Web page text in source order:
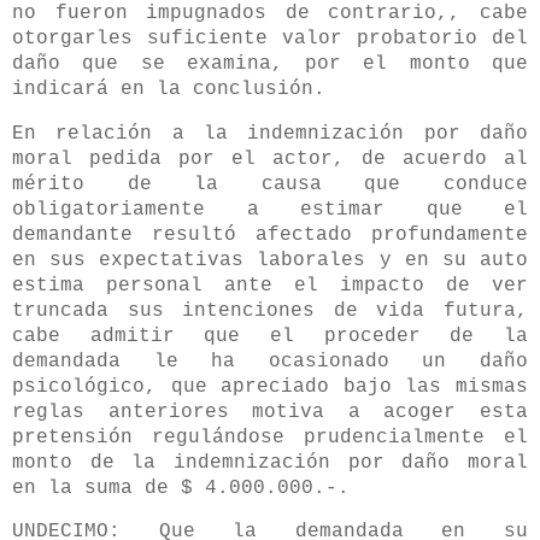
no fueron impugnados de contrario,, cabe
otorgarles suficiente valor probatorio del
daño que se examina, por el monto que
indicará en la conclusión.
En relación a la indemnización por daño
moral pedida por el actor, de acuerdo al
mérito de la causa que conduce
obligatoriamente a estimar que el
demandante resultó afectado profundamente
en sus expectativas laborales y en su auto
estima personal ante el impacto de ver
truncada sus intenciones de vida futura,
cabe admitir que el proceder de la
demandada le ha ocasionado un daño
psicológico, que apreciado bajo las mismas
reglas anteriores motiva a acoger esta
pretensión regulándose prudencialmente el
monto de la indemnización por daño moral
en la suma de $ 4.000.000.-.
UNDECIMO: Que la demandada en su